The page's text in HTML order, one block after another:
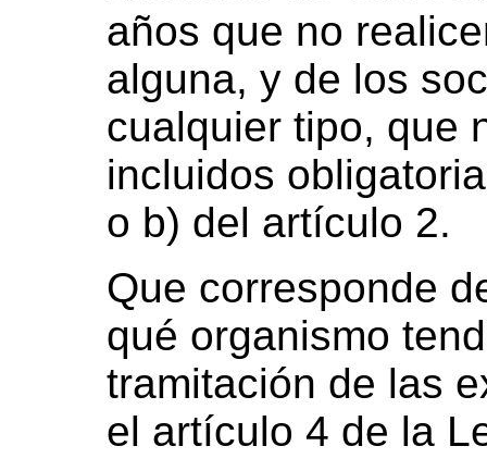
años que no
alguna, y de los
cualquier tipo, que
incluidos
o b) del artículo 2.
Que corresponde
qué organismo
tramitación de las
el artículo 4 de la